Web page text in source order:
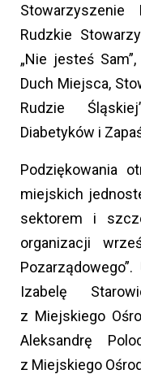
Stowarzyszenie
Rudzkie
„Nie jesteś
Duch Miejsca,
Rudzie
Diabetyków i
Podziękowania
miejskich
sektorem i
organizacji
Izabelę
z Miejskiego
Aleksandrę
z Miejskiego